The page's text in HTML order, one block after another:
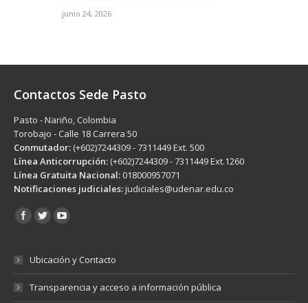
junio 24, 2026
Contactos Sede Pasto
Pasto - Nariño, Colombia
Torobajo - Calle 18 Carrera 50
Conmutador: (+602)7244309 - 7311449 Ext. 500
Línea Anticorrupción: (+602)7244309 - 7311449 Ext.1260
Línea Gratuita Nacional: 018000957071
Notificaciones judiciales:judiciales@udenar.edu.co
Encuéntranos en:
Ubicación y Contacto
Transparencia y acceso a información pública